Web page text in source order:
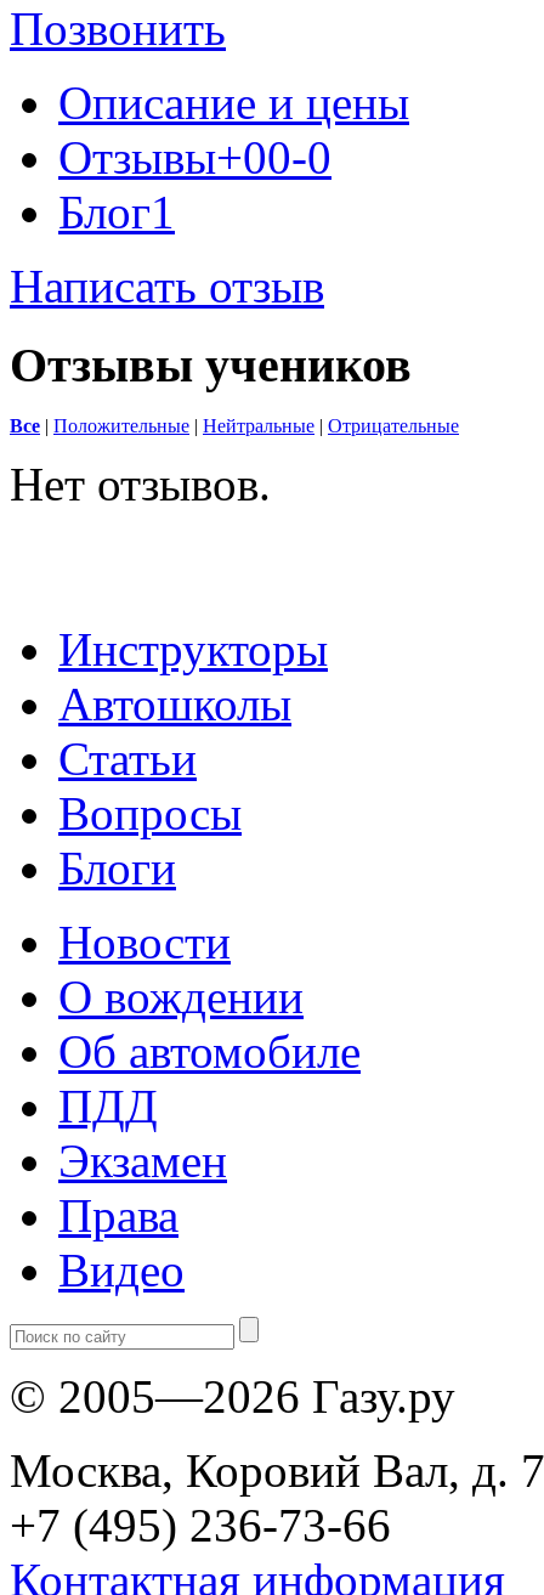
Позвонить
Описание и цены
Отзывы+00-0
Блог1
Написать отзыв
Отзывы учеников
Все | Положительные | Нейтральные | Отрицательные
Нет отзывов.
Инструкторы
Автошколы
Статьи
Вопросы
Блоги
Новости
О вождении
Об автомобиле
ПДД
Экзамен
Права
Видео
© 2005—2026 Газу.ру
Москва, Коровий Вал, д.
+7 (495) 236-73-66
Контактная информация